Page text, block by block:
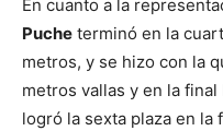
En cuanto a la
Puche terminó en la
metros, y se hizo con la
metros vallas y en la final
logró la sexta plaza en la